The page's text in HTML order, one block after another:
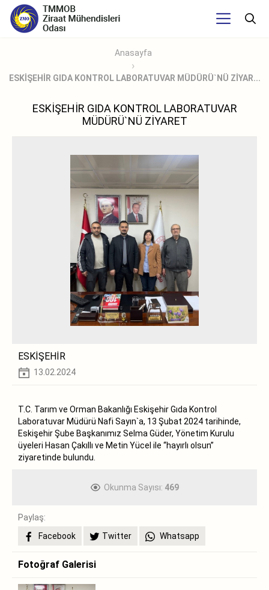
Anasayfa
ESKİŞEHİR GIDA KONTROL LABORATUVAR MÜDÜRÜ`NÜ ZİYAR...
ESKİŞEHİR GIDA KONTROL LABORATUVAR
MÜDÜRÜ`NÜ ZİYARET
ESKİŞEHİR
13.02.2024
T.C. Tarım ve Orman Bakanlığı Eskişehir Gıda Kontrol
Laboratuvar Müdürü Nafi Sayın`a, 13 Şubat 2024 tarihinde,
Eskişehir Şube Başkanımız Selma Güder, Yönetim Kurulu
üyeleri Hasan Çakıllı ve Metin Yücel ile “hayırlı olsun”
ziyaretinde bulundu.
Okunma Sayısı: 469
Paylaş:
Facebook
Twitter Whatsapp
Fotoğraf Galerisi